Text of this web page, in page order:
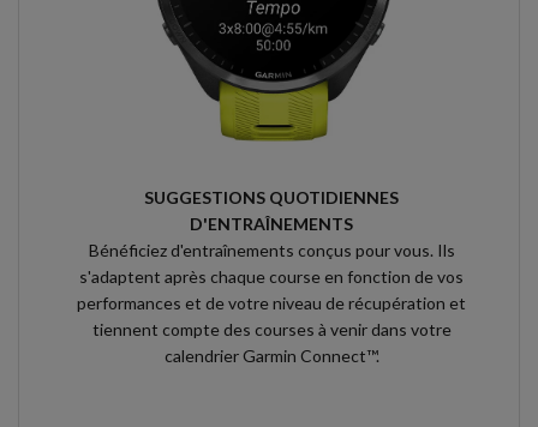
SUGGESTIONS QUOTIDIENNES
D'ENTRAÎNEMENTS
Bénéficiez d'entraînements conçus pour vous. Ils
s'adaptent après chaque course en fonction de vos
performances et de votre niveau de récupération et
tiennent compte des courses à venir dans votre
calendrier Garmin Connect™.